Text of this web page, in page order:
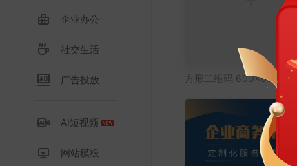
企业办公
社交生活
广告投放
AI短视频
网站模板
方形二维码 600×600px